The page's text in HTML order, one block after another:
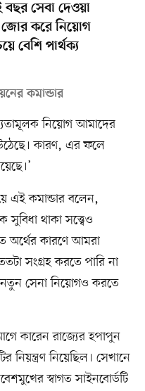
বছর সেবা দেওয়া
জোর করে নিয়োগ
বেশি পার্থক্য
কমান্ডার
নিয়োগ আমাদের
উঠেছে। কারণ, এর ফলে
এই কমান্ডার বলেন,
সুবিধা থাকা সত্ত্বেও
অর্থের কারণে আমরা
সংগ্রহ করতে পারি না
সেনা নিয়োগও করতে
কারেন রাজ্যের হপাপুন
নিয়ন্ত্রণ নিয়েছিল। সেখানে
স্বাগত সাইনবোর্ডটি